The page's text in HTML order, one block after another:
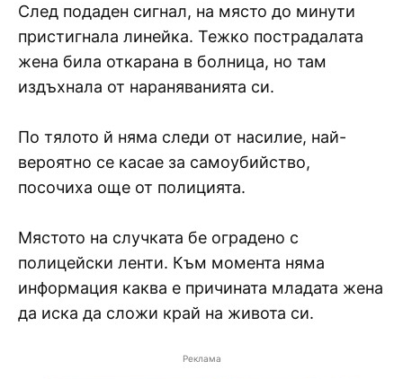
След подаден сигнал, на място до минути
пристигнала линейка. Тежко пострадалата
жена била откарана в болница, но там
издъхнала от нараняванията си.
По тялото й няма следи от насилие, най-
вероятно се касае за самоубийство,
посочиха още от полицията.
Мястото на случката бе оградено с
полицейски ленти. Към момента няма
информация каква е причината младата жена
да иска да сложи край на живота си.
Реклама